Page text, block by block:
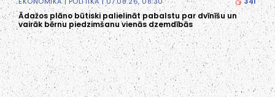
Ādažos plāno būtiski palielināt pabalstu par dvīnīšu un
vairāk bērnu piedzimšanu vienās dzemdībās